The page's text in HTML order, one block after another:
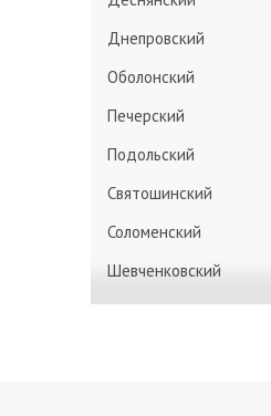
Днепровский
Оболонский
Печерский
Подольский
Святошинский
Соломенский
Шевченковский